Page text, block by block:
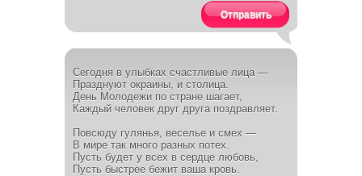
Отправить
Сегодня в улыбках счастливые лица —
Празднуют окраины, и столица.
День Молодежи по стране шагает,
Каждый человек друг друга поздравляет.
Повсюду гулянья, веселье и смех —
В мире так много разных потех.
Пусть будет у всех в сердце любовь,
Пусть быстрее бежит ваша кровь.